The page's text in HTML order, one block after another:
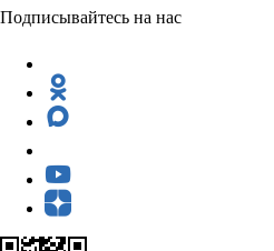
Подписывайтесь на нас